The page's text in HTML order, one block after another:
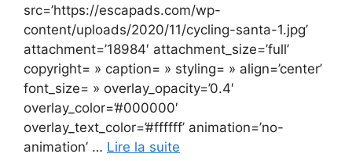
src=’https://escapads.com/wp-
content/uploads/2020/11/cycling-santa-1.jpg’
attachment=’18984′ attachment_size=’full’
copyright= » caption= » styling= » align=’center’
font_size= » overlay_opacity=’0.4′
overlay_color=’#000000′
overlay_text_color=’#ffffff’ animation=’no-
animation’ … Lire la suite